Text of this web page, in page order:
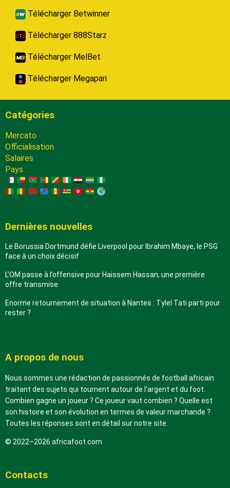
Télécharger Betwinner
Télécharger 888Starz
Télécharger MelBet
Télécharger Megapari
Catégories
Mercato
Officialisation
Salaires
Pays :
Dernières nouvelles
Le Borussia Dortmund défie Liverpool pour Ibrahim Mbaye, le PSG
face à un choix décisif
L’OM passe à l’offensive pour Haissem Hassan, une première
offre transmise
Enorme retournement de situation à Nantes : Tylel Tati parti pour
rester ?
A propos de nous
Nous sommes une rédaction de passionnés de football africain
traitant des sujets qui tournent autour de l’argent et du foot.
Combien gagne un joueur ? Ce joueur vaut combien ? Quelle est
son histoire et son évolution en termes de valeur marchande ?
Toutes les réponses sont en détail sur notre site.
© 2022–2026 africafoot.com
Contacts